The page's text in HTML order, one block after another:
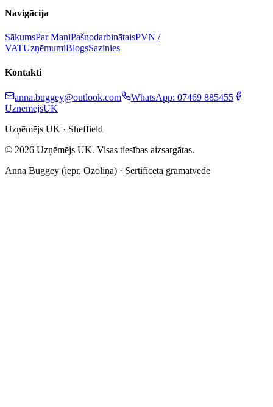
Navigācija
SākumsPar ManiPašnodarbinātaisPVN /
VATUzņēmumiBlogsSazinies
Kontakti
anna.buggey@outlook.com
WhatsApp: 07469 885455
UznemejsUK
Uzņēmējs UK · Sheffield
© 2026 Uzņēmējs UK. Visas tiesības aizsargātas.
Anna Buggey (iepr. Ozoliņa) · Sertificēta grāmatvede